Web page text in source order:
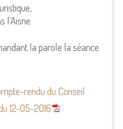
l’Aisne
la parole la séance
rendu du Conseil
12-05-2016